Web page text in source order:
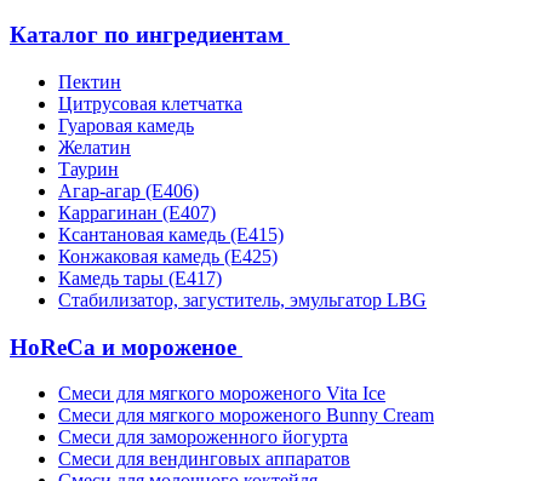
Каталог по ингредиентам
Пектин
Цитрусовая клетчатка
Гуаровая камедь
Желатин
Таурин
Агар-агар (Е406)
Каррагинан (Е407)
Ксантановая камедь (Е415)
Конжаковая камедь (Е425)
Камедь тары (Е417)
Стабилизатор, загуститель, эмульгатор LBG
HoReCa и мороженое
Смеси для мягкого мороженого Vita Ice
Смеси для мягкого мороженого Bunny Cream
Смеси для замороженного йогурта
Смеси для вендинговых аппаратов